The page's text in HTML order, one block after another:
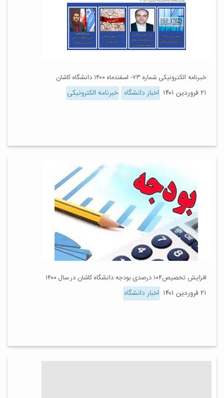
خبرنامه الکترونیکی شماره ۷۳- اسفندماه ۱۴۰۰ دانشگاه کاشان
۲۱ فروردین ۱۴۰۱ اخبار دانشگاه خبرنامه الکترونیکی
افزایش تخصیص۱۰۴ درصدی بودجه دانشگاه کاشان در سال ۱۴۰۰
۲۱ فروردین ۱۴۰۱ اخبار دانشگاه